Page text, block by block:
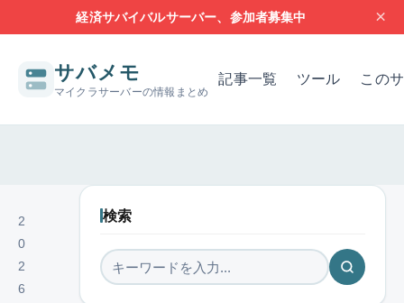
経済サバイバルサーバー、参加者募集中 ×
サバメモ
マイクラサーバーの情報まとめ
記事一覧 ツール この
2
0
2
6
検索